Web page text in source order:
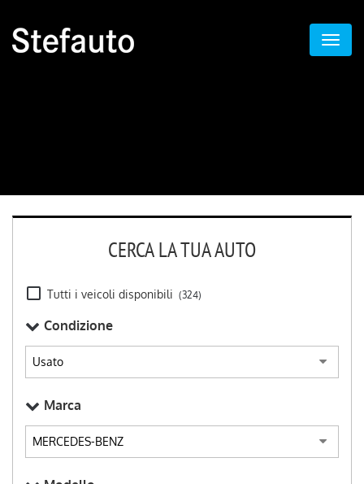
CERCA LA TUA AUTO
Tutti i veicoli disponibili (324)
Condizione
Marca